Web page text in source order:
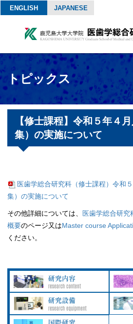
ENGLISH JAPANESE
トピックス
【修士課程】令和５年４
集）の実施について
医歯学総合研究科（修士課程）令和
集）の実施について
その他詳細については、
医歯学総合研究
概要のページ又はMaster course
ください。